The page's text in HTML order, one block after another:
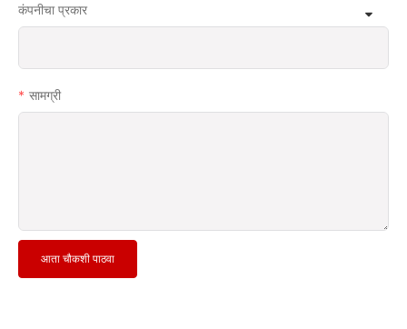
कंपनीचा प्रकार
सामग्री
आता चौकशी पाठवा